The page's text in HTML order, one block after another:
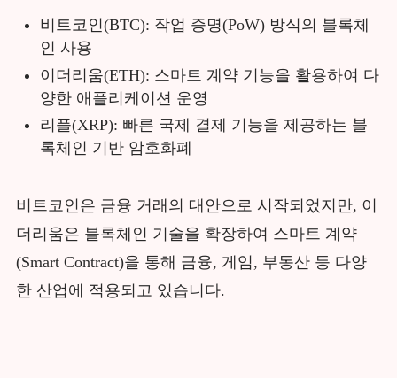
비트코인(BTC): 작업 증명(PoW) 방식의 블록체
인 사용
이더리움(ETH): 스마트 계약 기능을 활용하여 다
양한 애플리케이션 운영
리플(XRP): 빠른 국제 결제 기능을 제공하는 블
록체인 기반 암호화폐
비트코인은 금융 거래의 대안으로 시작되었지만, 이
더리움은 블록체인 기술을 확장하여 스마트 계약
(Smart Contract)을 통해 금융, 게임, 부동산 등 다양
한 산업에 적용되고 있습니다.